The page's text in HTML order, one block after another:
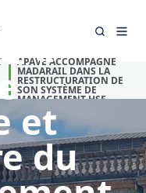
APAVE ACCOMPAGNE
MADARAIL DANS LA
RESTRUCTURATION DE
SON SYSTÈME DE
MANAGEMENT HSE
«
et
du